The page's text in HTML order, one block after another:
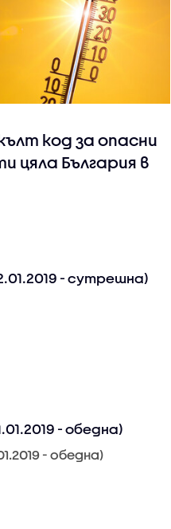
код за опасни
цяла България в
- сутрешна)
- обедна)
- обедна)